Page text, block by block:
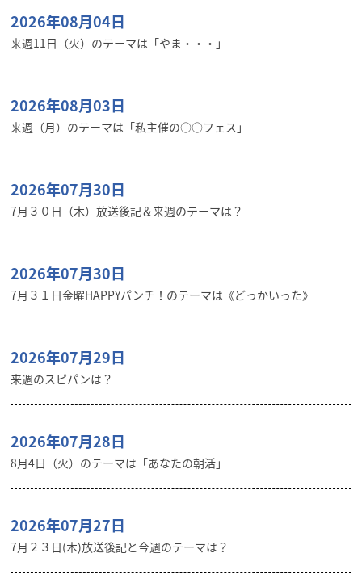
2026年08月04日
来週11日（火）のテーマは「やま・・・」
2026年08月03日
来週（月）のテーマは「私主催の○○フェス」
2026年07月30日
7月３０日（木）放送後記＆来週のテーマは？
2026年07月30日
7月３１日金曜HAPPYパンチ！のテーマは《どっかいった》
2026年07月29日
来週のスピパンは？
2026年07月28日
8月4日（火）のテーマは「あなたの朝活」
2026年07月27日
7月２３日(木)放送後記と今週のテーマは？